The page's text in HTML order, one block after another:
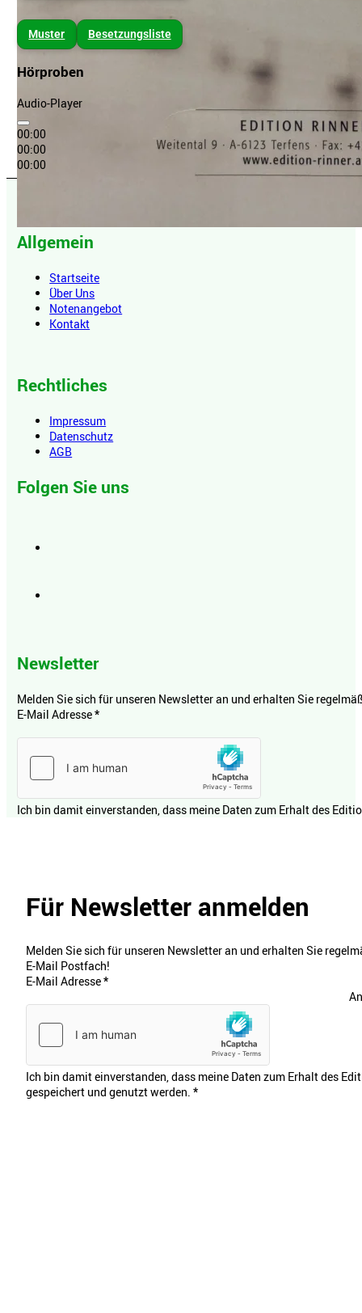
Muster Besetzungsliste
Hörproben
Audio-Player
00:00
00:00
00:00
Allgemein
Startseite
Über Uns
Notenangebot
Kontakt
Rechtliches
Impressum
Datenschutz
AGB
Folgen Sie uns
Newsletter
Melden Sie sich für unseren Newsletter an und erhalten Sie
E-Mail Adresse*
Ich bin damit einverstanden, dass meine Daten zum Erhalt des
Für Newsletter anmelden
Melden Sie sich für unseren Newsletter an und erhalten Sie
E-Mail Postfach!
E-Mail Adresse*
Ich bin damit einverstanden, dass meine Daten zum Erhalt des
gespeichert und genutzt werden. *